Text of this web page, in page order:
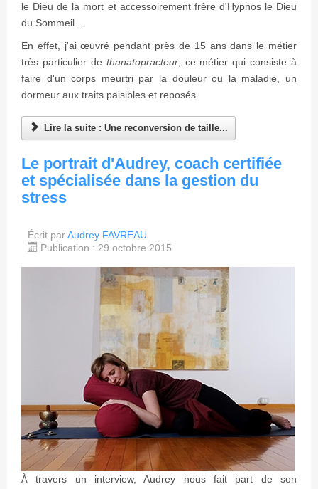
le Dieu de la mort et accessoirement frère d'Hypnos le Dieu
du Sommeil...
En effet, j'ai œuvré pendant près de 15 ans dans le métier
très particulier de thanatopracteur, ce métier qui consiste à
faire d'un corps meurtri par la douleur ou la maladie, un
dormeur aux traits paisibles et reposés.
Lire la suite : Une reconversion de taille...
Le portrait d'Audrey, coach certifiée
et spécialisée dans la gestion du
stress
Écrit parAudrey FAVREAU
Publication : 29 octobre 2015
À travers un interview, Audrey nous fait part de son